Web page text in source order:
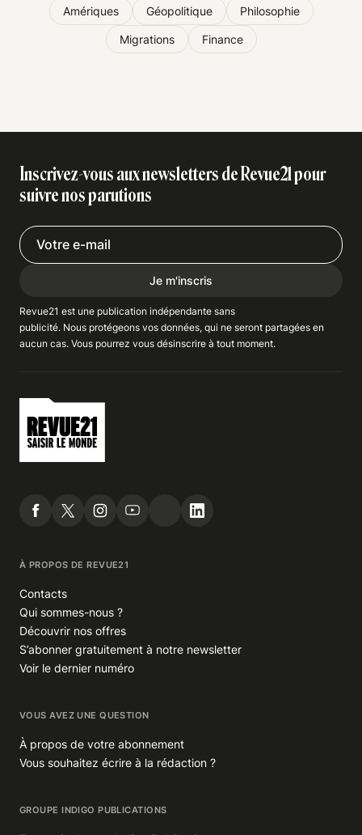
Amériques Géopolitique Philosophie
Migrations Finance
Inscrivez-vous aux newsletters de Revue21 pour
suivre nos parutions
Je m'inscris
Revue21 est une publication indépendante sans
publicité. Nous protégeons vos données, qui ne seront partagées en
aucun cas. Vous pourrez vous désinscrire à tout moment.
À PROPOS DE REVUE21
Contacts
Qui sommes-nous ?
Découvrir nos offres
S’abonner gratuitement à notre newsletter
Voir le dernier numéro
VOUS AVEZ UNE QUESTION
À propos de votre abonnement
Vous souhaitez écrire à la rédaction ?
GROUPE INDIGO PUBLICATIONS